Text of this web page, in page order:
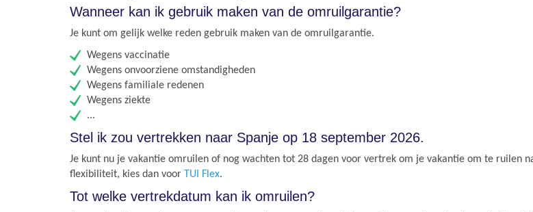
Wanneer kan ik gebruik maken van de omruilgarantie?
Je kunt om gelijk welke reden gebruik maken van de omruilgarantie.
Wegens vaccinatie
Wegens onvoorziene omstandigheden
Wegens familiale redenen
Wegens ziekte
...
Stel ik zou vertrekken naar Spanje op 18 september 2026.
Je kunt nu je vakantie omruilen of nog wachten tot 28 dagen voor vertrek om je vakantie om te ruilen
flexibiliteit, kies dan voor TUI Flex.
Tot welke vertrekdatum kan ik omruilen?